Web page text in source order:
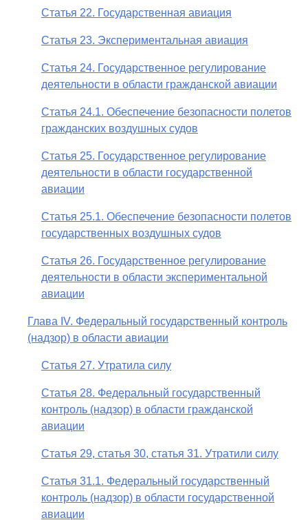
Статья 22. Государственная авиация
Статья 23. Экспериментальная авиация
Статья 24. Государственное регулирование
деятельности в области гражданской авиации
Статья 24.1. Обеспечение безопасности полетов
гражданских воздушных судов
Статья 25. Государственное регулирование
деятельности в области государственной
авиации
Статья 25.1. Обеспечение безопасности полетов
государственных воздушных судов
Статья 26. Государственное регулирование
деятельности в области экспериментальной
авиации
Глава IV. Федеральный государственный контроль
(надзор) в области авиации
Статья 27. Утратила силу
Статья 28. Федеральный государственный
контроль (надзор) в области гражданской
авиации
Статья 29, статья 30, статья 31. Утратили силу
Статья 31.1. Федеральный государственный
контроль (надзор) в области государственной
авиации